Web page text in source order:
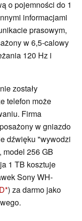
o pojemności do 1
informacjami
prasowym,
w 6,5-calowy
120 Hz i
zostały
telefon może
Firma
w gniazdo
dźwięku "wywodzi
model 256 GB
1 TB kosztuje
Sony WH-
) za darmo jako